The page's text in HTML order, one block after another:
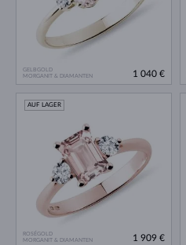
GELBGOLD
MORGANIT & DIAMANTEN
1 040 €
ROSÉGOLD
MORGANIT & DIAMANTEN
AUF LAGER
1 909 €